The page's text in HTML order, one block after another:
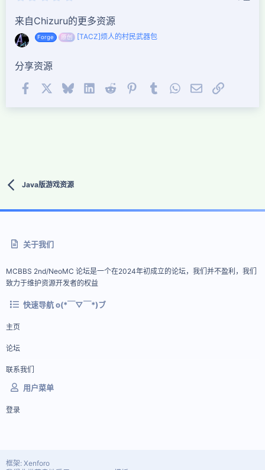
0
来自Chizuru的更多资源
Forge 原创 [TACZ]烦人的村民武器包
分享资源
FacebookX (Twitter)
Bluesky LinkedInReddit PinterestTumblrWhatsApp
邮件 链接
Java版游戏资源
关于我们
MCBBS 2nd/NeoMC 论坛是一个在2024年初成立的论坛，我们并不盈利，我们
致力于维护资源开发者的权益
快速导航 o(*￣▽￣*)ブ
主页
论坛
联系我们
用户菜单
登录
框架: Xenforo